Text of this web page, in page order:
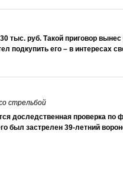
тыс. руб. Такой приговор
подкупить его – в интересах
стрельбой
доследственная проверка по
был застрелен 39-летний